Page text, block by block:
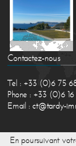
Contactez-nous
Tel : +33 (0)6 75
Phone : +33 (0)6 16
Email : ct@tardy-
En poursuivant